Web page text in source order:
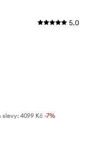
5.0
slevy: 4099 Kč -7%